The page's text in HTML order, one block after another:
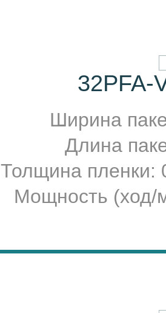
32PFA-
Ширина
Длина
Толщина пленки:
Мощность (ход/